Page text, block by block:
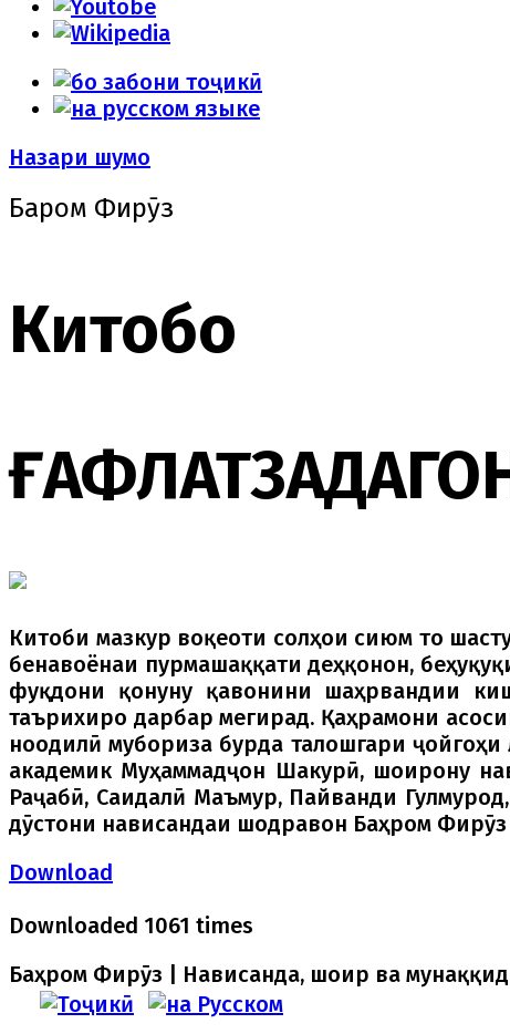
Назари шумо
Баҳром Фирӯз
Китобҳо
Китоби мазкур воқеоти солҳои сиюм то
бенавоёнаи пурмашаққати деҳқонон,
фуқдони қонуну қавонини шаҳрвандии
таърихиро дарбар мегирад. Қаҳрамони
ноодилӣ мубориза бурда талошгари
академик Муҳаммадҷон Шакурӣ, шоирону
Раҷабӣ, Саидалӣ Маъмур, Пайванди
дӯстони нависандаи шодравон Баҳром
Download
Downloaded 1061 times
Баҳром Фирӯз | Нависанда, шоир ва